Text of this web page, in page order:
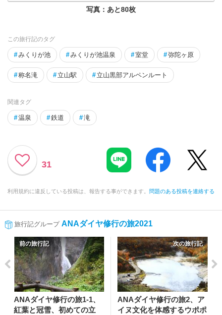
写真：あと80枚
この旅行記のタグ
#みくりが池 #みくりが池温泉 #室堂 #弥陀ヶ原
#称名滝 # 立山駅 # 立山黒部アルペンルート
関連タグ
#温泉 #鉄道 #滝
31
利用規約に違反している投稿は、報告する事ができます。 問題のある投稿を連絡する
旅行記グループ ANAダイヤ修行の旅2021
前の旅行記
ANAダイヤ修行の旅1-1、
紅葉と冠雪、初めての立
次の旅行記
ANAダイヤ修行の旅2、ア
イヌ文化を体感するウポポ